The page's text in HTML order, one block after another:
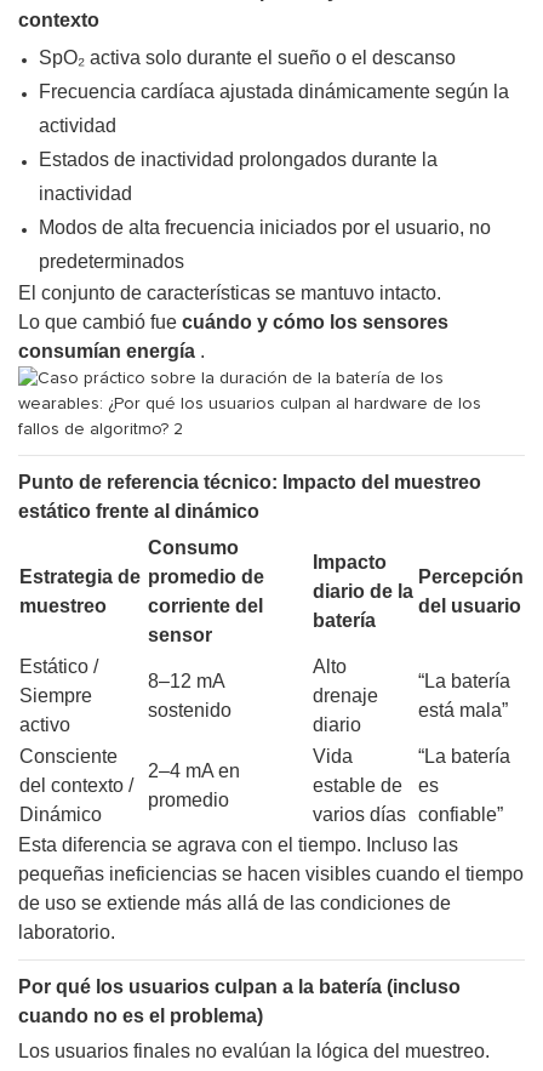
contexto
SpO₂ activa solo durante el sueño o el descanso
Frecuencia cardíaca ajustada dinámicamente según la
actividad
Estados de inactividad prolongados durante la
inactividad
Modos de alta frecuencia iniciados por el usuario, no
predeterminados
El conjunto de características se mantuvo intacto.
Lo que cambió fue cuándo y cómo los sensores
consumían energía .
Punto de referencia técnico: Impacto del muestreo
estático frente al dinámico
Estrategia de
muestreo
Consumo
promedio de
corriente del
sensor
Impacto
diario de la
batería
Percepción
del usuario
Estático /
Siempre
activo
8–12 mA
sostenido
Alto
drenaje
diario
“La batería
está mala”
Consciente
del contexto /
Dinámico
2–4 mA en
promedio
Vida
estable de
varios días
“La batería
es
confiable”
Esta diferencia se agrava con el tiempo. Incluso las
pequeñas ineficiencias se hacen visibles cuando el tiempo
de uso se extiende más allá de las condiciones de
laboratorio.
Por qué los usuarios culpan a la batería (incluso
cuando no es el problema)
Los usuarios finales no evalúan la lógica del muestreo.